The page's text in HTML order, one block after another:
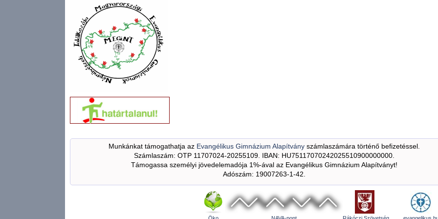
Munkánkat támogathatja az Evangélikus Gimnázium Alapítványszámlaszámára történő befizetéssel.
Számlaszám: OTP 11707024-20255109. IBAN: HU75117070242025510900000000.
Támogassa személyi jövedelemadója 1%-ával az Evangélikus Gimnázium Alapítványt!
Adószám: 19007263-1-42.